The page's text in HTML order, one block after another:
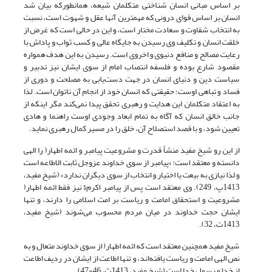
بر اساس مبانی انسان شناختی متکلمان شیعه، همانطورکه بیان شد
انسان بر اساس قوای درونی که مهمترین آنها عقل و شهوت است، نسبت
به انتخاب شقاوت و سعادت مختار است، و این در حالی است که غرض از
خلقت انسان و تکلیف وی رسیدن به جایگاه عالی و کسب ثواب و پاداش با
رعایت مصالح و منافع دنیوی و اخروی است. رسیدن به این هدف همواره
مقصود شارع بوده و فلسفه انتصاب امام از سوی ایشان نیز تدبیر و
سیاست دین و دنیای انسان در جهت دست‌یابی به مصلحت و دوری از
فساد و تباهی اوست؛ حقیقتی که انسان خود از انجام آن ناتوان است. لذا
به اعتقاد متکلمان این هدایت و رهبری تحقق پیدا نمی‌کند مگر اینکه از
جانب خالق انسان که آگاه به تمام ابعاد وجودی اوست راهنما و ‌هادی
تعیین شود، و با قصد استصلاح آن، خلق را در مسیر کمال رهبری نماید.
از این رو شیخ مفید منشأ قدرت و مشروعیت پیامبر و ائمه اطهار( را الهی
دانسته و معتقد است: «پیامبر از سوی خداوند عزوجل ثابت الاطاعه است
و لذا نیازی به بیعت یا اختیار و انتخاب از سوی دیگران ندارد» (شیخ مفید،
1413پ، 249). وی معتقد است پس از پیامبر اکرم$ نیز فقط ائمه اطهار(
مشروعیت و استحقاق امامت و ریاست بر امت اسلامی را دارند، و تنها
ایشان حجت خداوند در میان مردم محسوب می‌شوند (شیخ مفید،
1413ت، 32).
شیخ مفید همچنین معتقد است که ائمه اطهار( از سوی خداوند متعال و به
نص الهی امامت و ریاست یافته‌اند، و تنها اطاعت از ایشان در ردیف اطاعت